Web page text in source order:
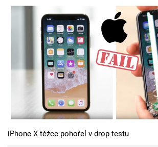
Seriály
Cool Esport
Pořady
iPhone X těžce pohořel v drop testu